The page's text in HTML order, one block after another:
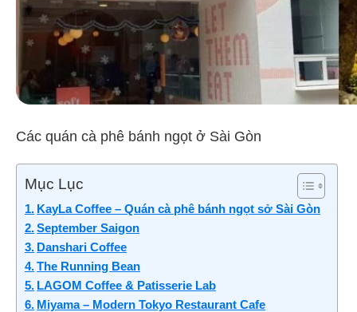
Các quán cà phê bánh ngọt ở Sài Gòn
Mục Lục
KayLa Coffee – Quán cà phê bánh ngọt sở Sài Gòn
September Saigon
Danshari Coffee
The Running Bean
LAGOM Coffee & Patisserie Lab
Miyama – Modern Tokyo Restaurant Cafe